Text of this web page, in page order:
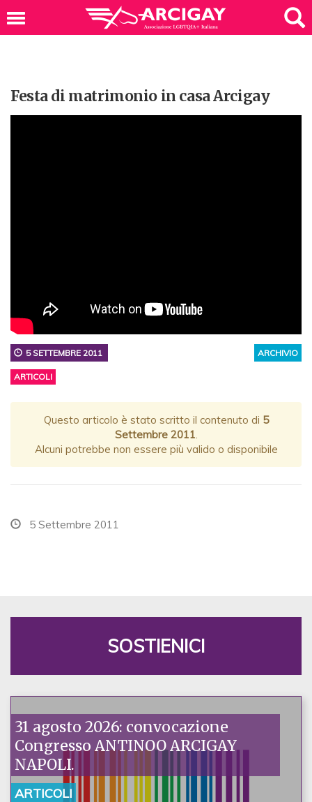
Festa di matrimonio in casa Arcigay
ARCHIVIO
5 SETTEMBRE 2011
ARTICOLI
Questo articolo è stato scritto il contenuto di 5
Settembre 2011
Alcuni potrebbe non essere più valido o disponibile
5 Settembre 2011
SOSTIENICI
31 agosto 2026: convocazione
Congresso ANTINOO ARCIGAY
NAPOLI.
ARTICOLI